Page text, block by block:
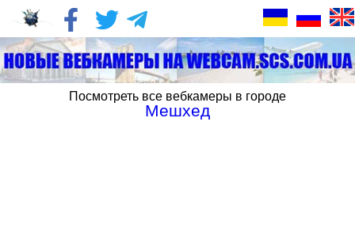
Посмотреть все вебкамеры в городе
Мешхед